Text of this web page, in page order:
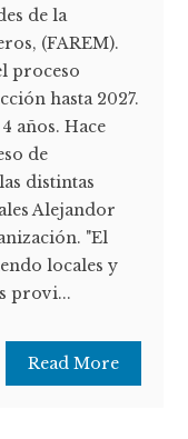
de la
(FAREM).
proceso
hasta 2027.
años. Hace
de
distintas
Alejandor
"El
locales y
provi...
Read More